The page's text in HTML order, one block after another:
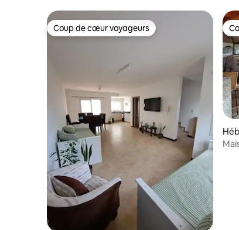
Coup de cœur voyageurs
Coup de cœur voyageurs